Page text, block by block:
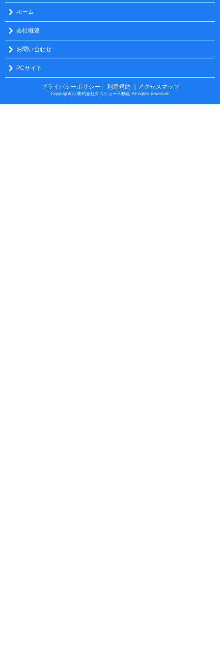
ホーム
会社概要
お問い合わせ
PCサイト
プライバシーポリシー 利用規約 ｜アクセスマップ
Copyright(c) 株式会社タカショー不動産 All rights reserved.